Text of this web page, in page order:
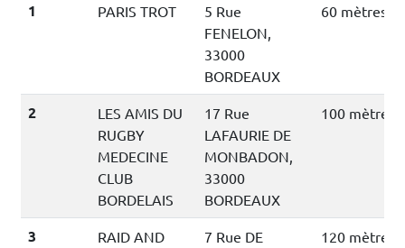
1 PARIS TROT
5 Rue
FENELON,
33000
BORDEAUX
60 mètres
2
LES AMIS DU
RUGBY
MEDECINE
CLUB
BORDELAIS
17 Rue
LAFAURIE DE
MONBADON,
33000
BORDEAUX
100 mètres
3
RAID AND
7 Rue DE
120 mètres